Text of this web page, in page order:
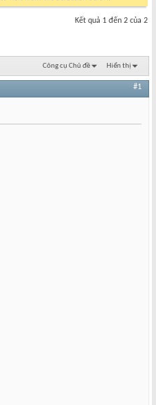
Kết quả 1 đến 2 của 2
Công cụ Chủ đề Hiển thị
#1